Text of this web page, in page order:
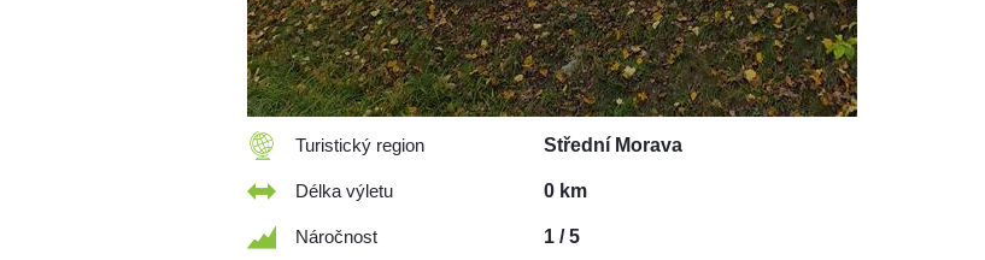
Turistický region Střední Morava
Délka výletu 0 km
Náročnost 1 / 5